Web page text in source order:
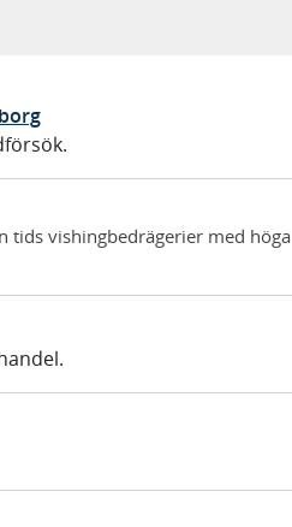
tids vishingbedrägerier med höga